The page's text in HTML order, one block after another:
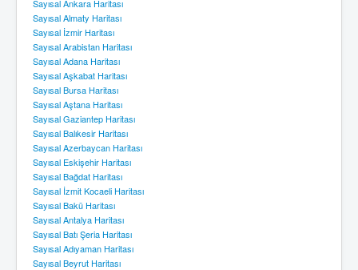
Sayısal Ankara Haritası
Sayısal Almaty Haritası
Sayısal İzmir Haritası
Sayısal Arabistan Haritası
Sayısal Adana Haritası
Sayısal Aşkabat Haritası
Sayısal Bursa Haritası
Sayısal Aştana Haritası
Sayısal Gaziantep Haritası
Sayısal Balıkesir Haritası
Sayısal Azerbaycan Haritası
Sayısal Eskişehir Haritası
Sayısal Bağdat Haritası
Sayısal İzmit Kocaeli Haritası
Sayısal Bakü Haritası
Sayısal Antalya Haritası
Sayısal Batı Şeria Haritası
Sayısal Adıyaman Haritası
Sayısal Beyrut Haritası